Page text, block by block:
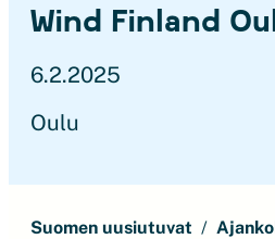
Wind Finland
6.2.2025
Oulu
Suomen uusiutuvat